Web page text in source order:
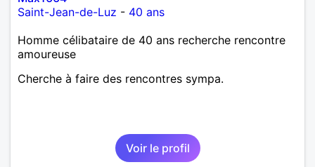
Saint-Jean-de-Luz - 40 ans
Homme célibataire de 40 ans recherche rencontre
amoureuse
Cherche à faire des rencontres sympa.
Voir le profil